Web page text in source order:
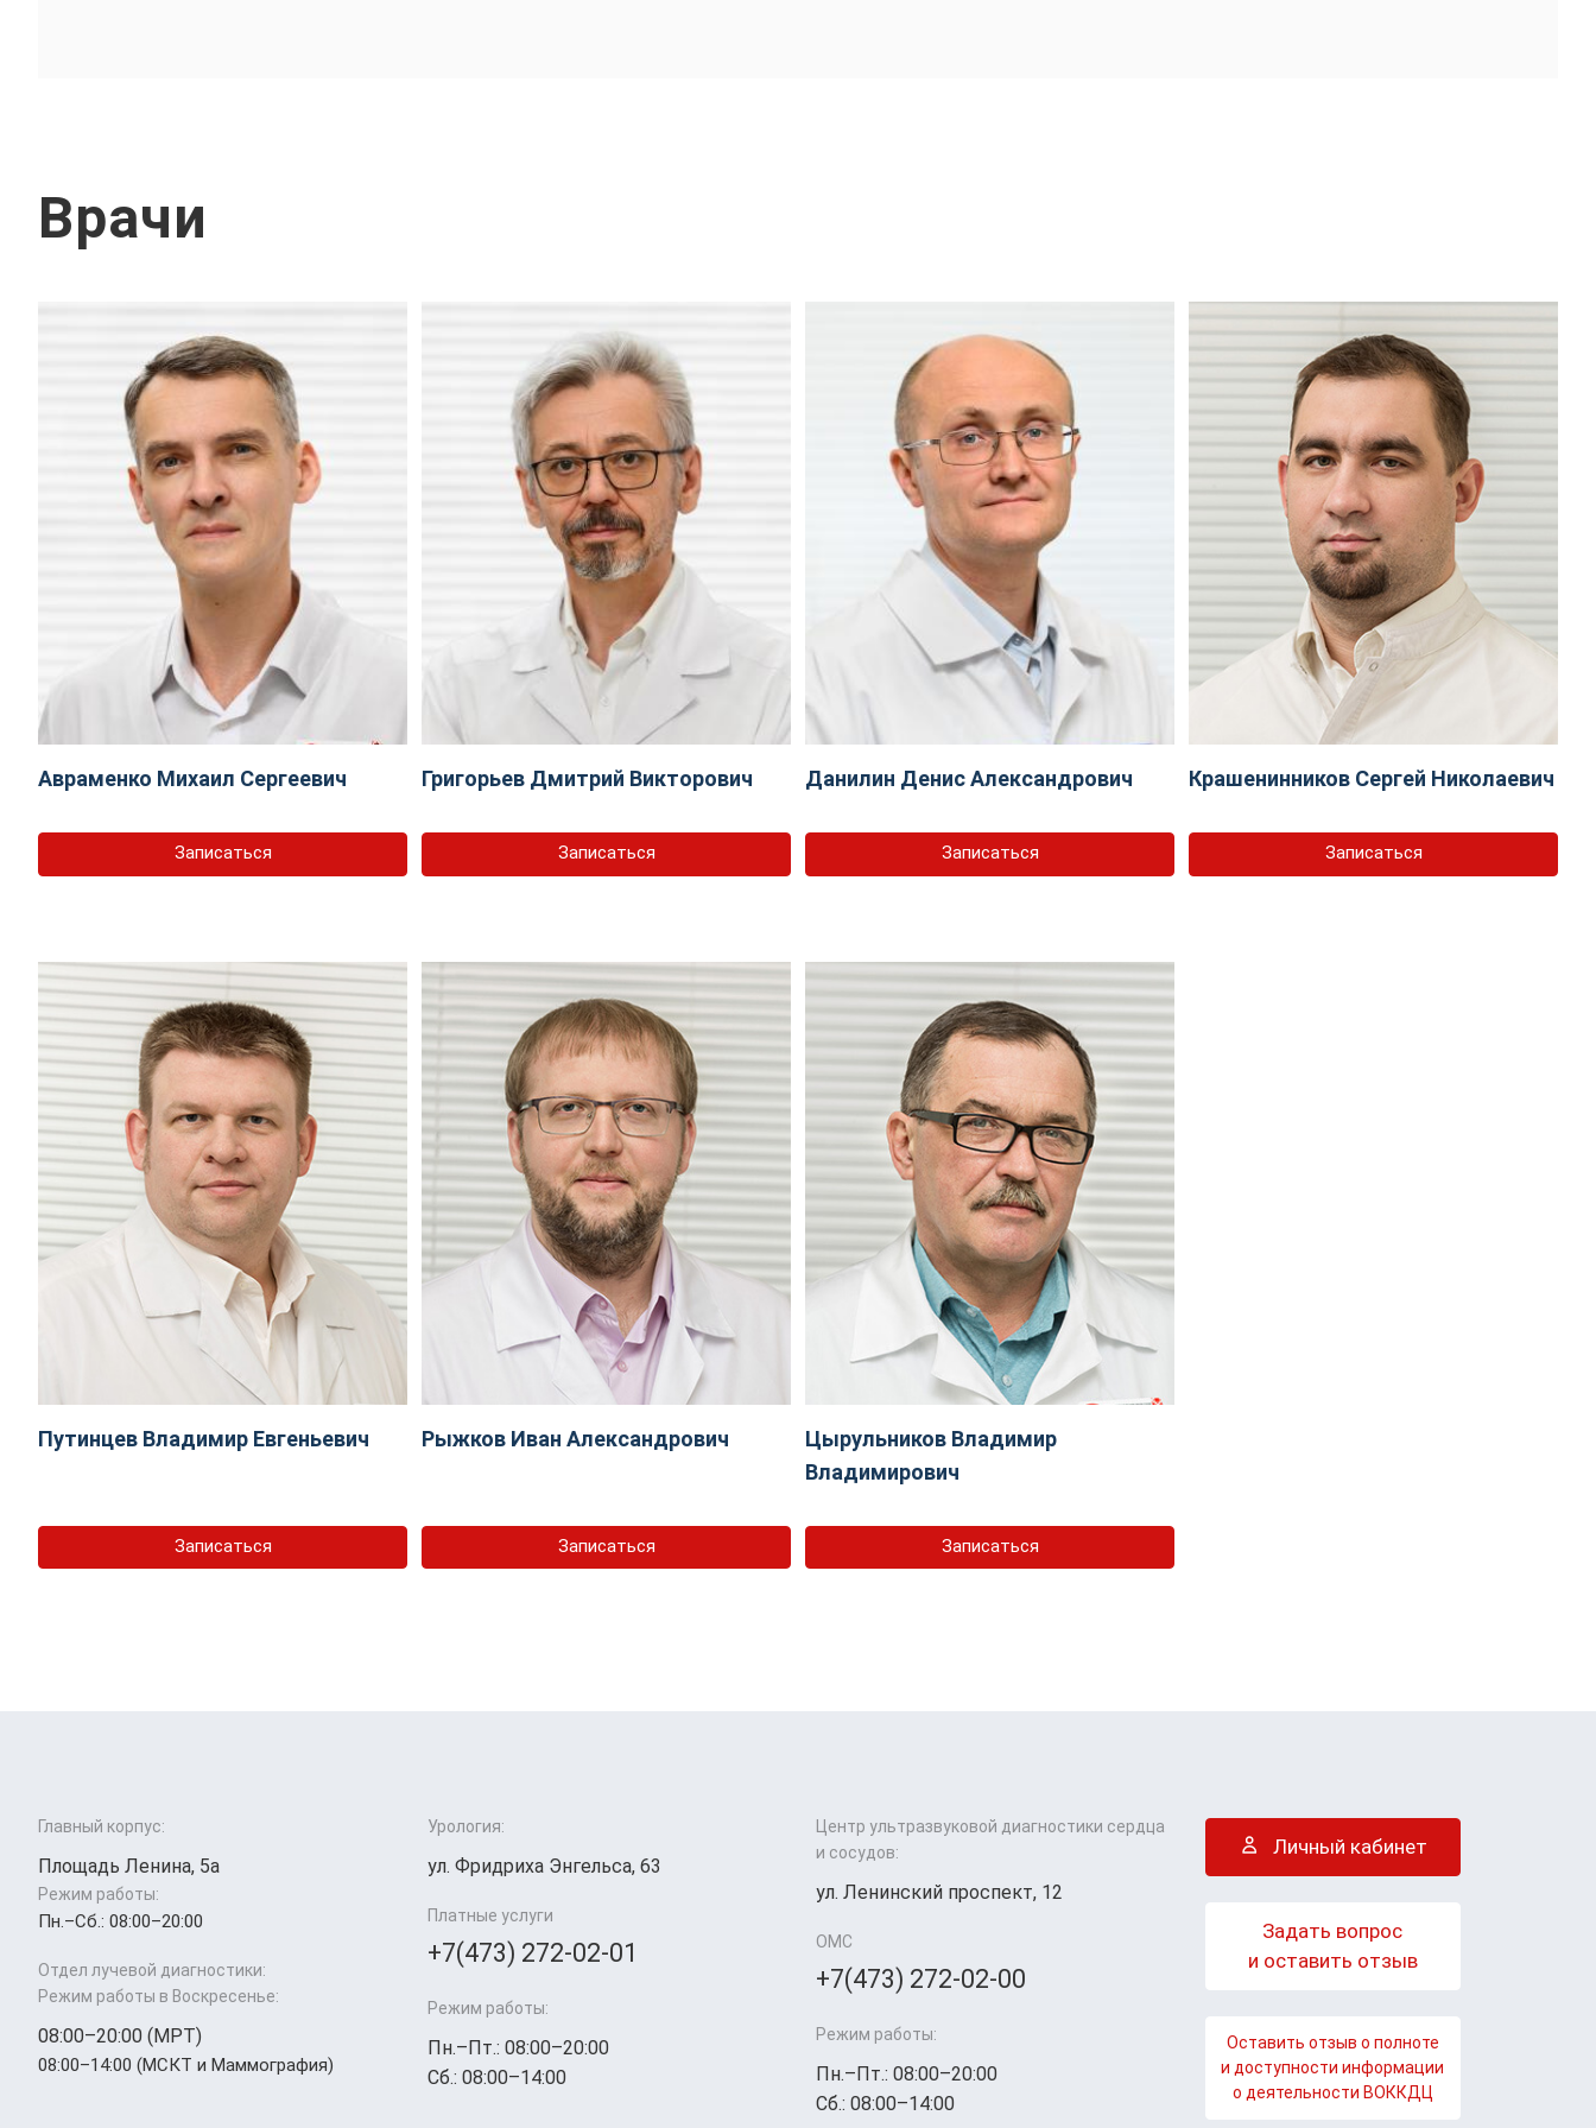
Врачи
Авраменко Михаил Сергеевич
Записаться
Григорьев Дмитрий Викторович
Записаться
Данилин Денис Александрович
Записаться
Крашенинников Сергей Николаевич
Записаться
Путинцев Владимир Евгеньевич
Записаться
Рыжков Иван Александрович
Записаться
Цырульников Владимир
Владимирович
Записаться
Главный корпус:
Площадь Ленина, 5а
Режим работы:
Пн.–Cб.: 08:00–20:00
Отдел лучевой диагностики:
Режим работы в Воскресенье:
08:00–20:00 (МРТ)
08:00–14:00 (МСКТ и Маммография)
Урология:
ул. Фридриха Энгельса, 63
Платные услуги
+7(473) 272-02-01
Режим работы:
Пн.–Пт.: 08:00–20:00
Сб.: 08:00–14:00
Центр ультразвуковой диагностики сердца
и сосудов:
ул. Ленинский проспект, 12
ОМС
+7(473) 272-02-00
Режим работы:
Пн.–Пт.: 08:00–20:00
Сб.: 08:00–14:00
Личный кабинет
Задать вопрос
и оставить отзыв
Оставить отзыв о полноте
и доступности информации
о деятельности ВОККДЦ